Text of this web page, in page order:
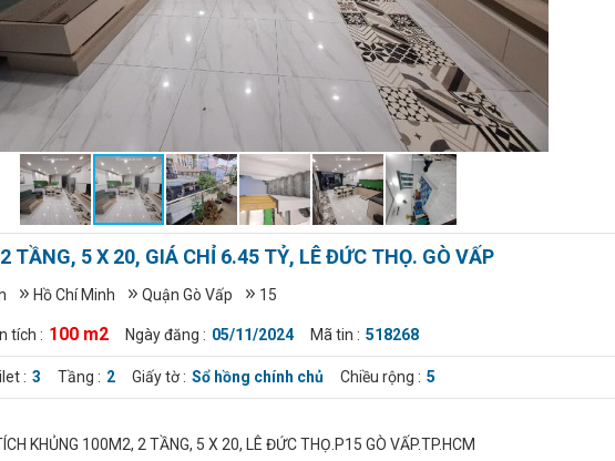
TẦNG, 5 X 20, GIÁ CHỈ 6.45 TỶ, LÊ ĐỨC THỌ. GÒ VẤP
Hồ Chí Minh Quận Gò Vấp 15
tích : 100 m2 Ngày đăng : 05/11/2024 Mã tin : 518268
: 3 Tầng : 2 Giấy tờ : Sổ hồng chính chủ Chiều rộng : 5
KHỦNG 100M2, 2 TẦNG, 5 X 20, LÊ ĐỨC THỌ.P15 GÒ VẤP.TP.HCM